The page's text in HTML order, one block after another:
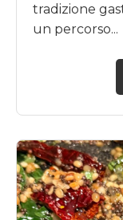
tradizione
un percorso...